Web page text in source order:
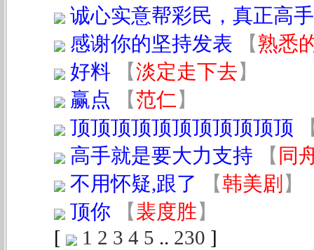
诚心实意帮彩民，真正高
感谢你的坚持发表
【熟悉
好料
【淡定走下去】
赢点
【范仁 】
顶顶顶顶顶顶顶顶顶顶顶
高手就是要大力支持
【 同
不用怀疑,跟了
【韩美剧 】
顶你
【 裴度胜】
[
1 2 3 4 5 .. 230 ]